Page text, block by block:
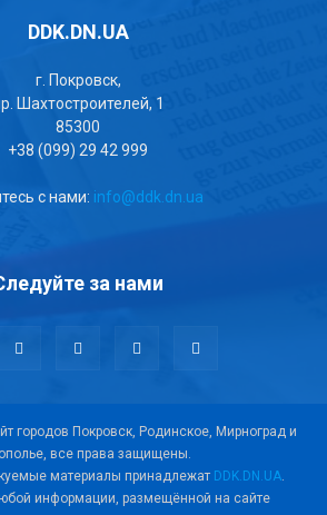
DDK.DN.UA
г. Покровск,
Шахтостроителей, 1
85300
+38 (099) 29 42 999
с нами: info@ddk.dn.ua
за нами
городов Покровск, Родинское, Мирноград и
все права защищены.
материалы принадлежат DDK.DN.UA.
информации, размещённой на сайте